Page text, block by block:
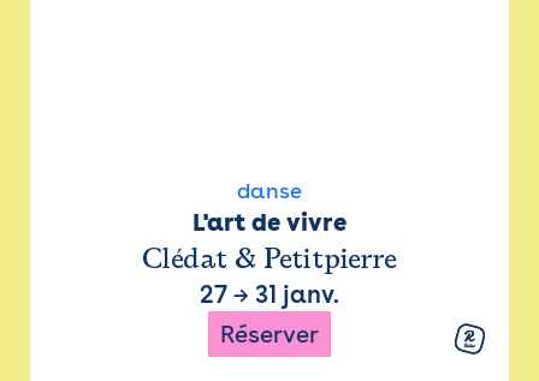
danse
L'art de vivre
Clédat & Petitpierre
27 → 31 janv.
Réserver